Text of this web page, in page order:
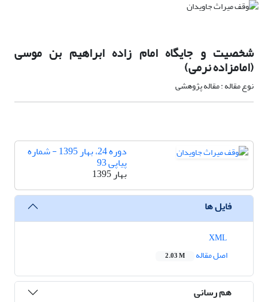
شخصیت و جایگاه امام زاده ابراهیم بن موسی
(امامزاده نرمی)
نوع مقاله : مقاله پژوهشی
دوره 24، بهار 1395 - شماره
پیاپی 93
بهار 1395
فایل ها
اصل مقاله
2.03 M
هم رسانی